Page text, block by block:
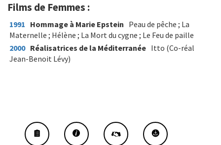
Films de Femmes :
1991 Hommage à Marie Epstein Peau de pêche ; La
Maternelle ; Hélène ; La Mort du cygne ; Le Feu de paille
2000 Réalisatrices de la Méditerranée Itto (Co-réal
Jean-Benoit Lévy)